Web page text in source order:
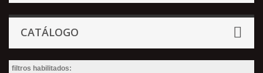
CATÁLOGO
filtros habilitados: